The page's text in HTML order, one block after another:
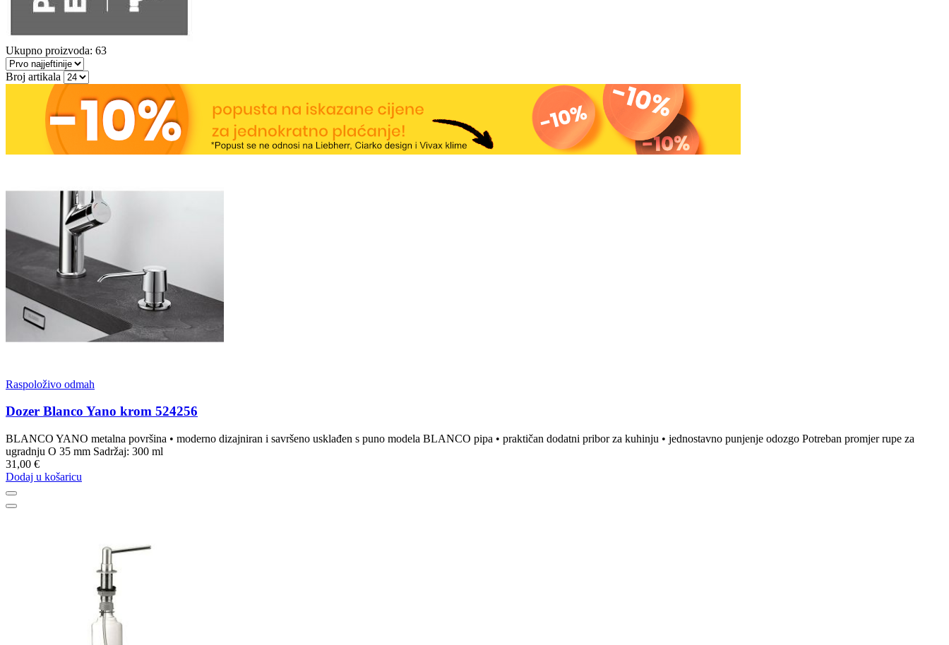
Ukupno proizvoda: 63
Broj artikala
Raspoloživo odmah
Dozer Blanco Yano krom 524256
BLANCO YANO metalna površina • moderno dizajniran i savršeno usklađen s puno modela BLANCO pipa • praktičan dodatni pribor za kuhinju • jednostavno punjenje odozgo Potreban promjer rupe za
ugradnju O 35 mm Sadržaj: 300 ml
31,00 €
Dodaj u košaricu